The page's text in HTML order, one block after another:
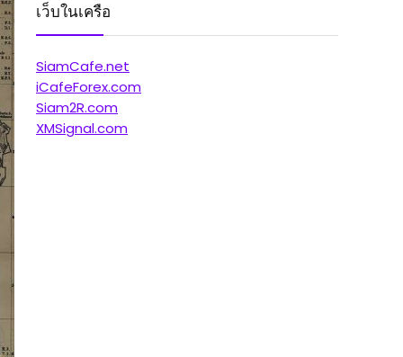
เว็บในเครือ
SiamCafe.net
iCafeForex.com
Siam2R.com
XMSignal.com